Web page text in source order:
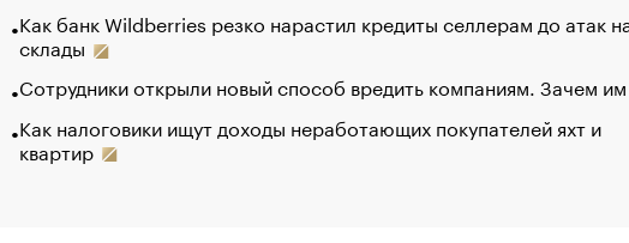
Как банк Wildberries резко нарастил кредиты селлерам до атак
склады
Сотрудники открыли новый способ вредить компаниям. Зачем
Как налоговики ищут доходы неработающих покупателей яхт и
квартир